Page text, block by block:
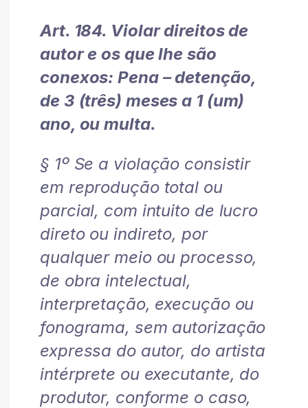
Art. 184. Violar direitos de
autor e os que lhe são
conexos: Pena – detenção,
de 3 (três) meses a 1 (um)
ano, ou multa.
§ 1º Se a violação consistir
em reprodução total ou
parcial, com intuito de lucro
direto ou indireto, por
qualquer meio ou processo,
de obra intelectual,
interpretação, execução ou
fonograma, sem autorização
expressa do autor, do artista
intérprete ou executante, do
produtor, conforme o caso,